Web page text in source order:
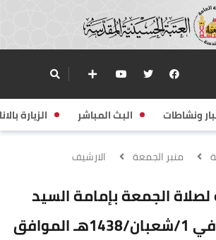
ونشاطات البث المباشر الزيارة
منبر الجمعة الارشيف
لصلاة الجمعة بإمامة السيد
احمد الصافي في 1/شعبان/1438هـ الموافق